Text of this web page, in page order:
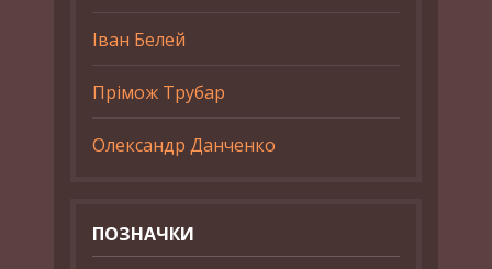
Іван Белей
Прімож Трубар
Олександр Данченко
ПОЗНАЧКИ